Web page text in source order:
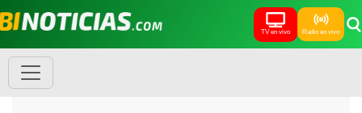
TV en vivo Radio en vivo